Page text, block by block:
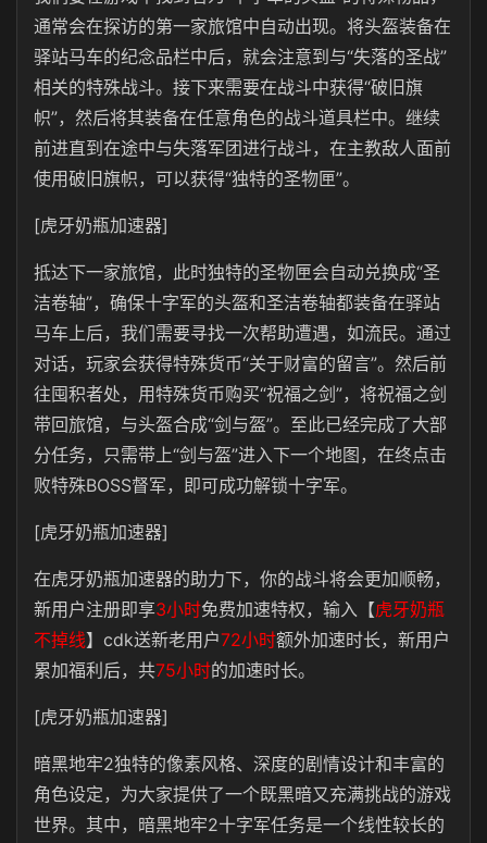
通常会在探访的第一家旅馆中自动出现。将头盔装备在
驿站马车的纪念品栏中后，就会注意到与“失落的圣战”
相关的特殊战斗。接下来需要在战斗中获得“破旧旗
帜”，然后将其装备在任意角色的战斗道具栏中。继续
前进直到在途中与失落军团进行战斗，在主教敌人面前
使用破旧旗帜，可以获得“独特的圣物匣”。
[虎牙奶瓶加速器]
抵达下一家旅馆，此时独特的圣物匣会自动兑换成“圣
洁卷轴”，确保十字军的头盔和圣洁卷轴都装备在驿站
马车上后，我们需要寻找一次帮助遭遇，如流民。通过
对话，玩家会获得特殊货币“关于财富的留言”。然后前
往囤积者处，用特殊货币购买“祝福之剑”，将祝福之剑
带回旅馆，与头盔合成“剑与盔”。至此已经完成了大部
分任务，只需带上“剑与盔”进入下一个地图，在终点击
败特殊BOSS督军，即可成功解锁十字军。
[虎牙奶瓶加速器]
在虎牙奶瓶加速器的助力下，你的战斗将会更加顺畅，
新用户注册即享3小时免费加速特权，输入【虎牙奶瓶
不掉线】cdk送新老用户72小时额外加速时长，新用户
累加福利后，共75小时的加速时长。
[虎牙奶瓶加速器]
暗黑地牢2独特的像素风格、深度的剧情设计和丰富的
角色设定，为大家提供了一个既黑暗又充满挑战的游戏
世界。其中，暗黑地牢2十字军任务是一个线性较长的